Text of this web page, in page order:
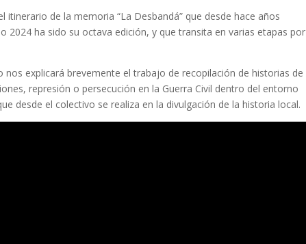
de la memoria “La Desbandá” que desde hace años
2024 ha sido su octava edición, y que transita en varias etapas por
nos explicará brevemente el trabajo de recopilación de historias de
represión o persecución en la Guerra Civil dentro del entorno
desde el colectivo se realiza en la divulgación de la historia local.